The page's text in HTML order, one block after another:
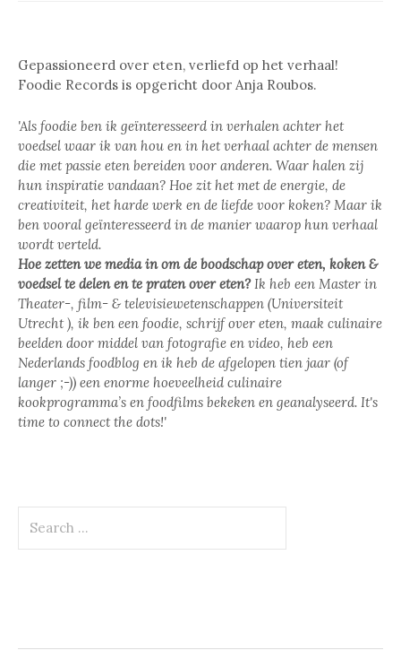
Gepassioneerd over eten, verliefd op het verhaal!
Foodie Records is opgericht door Anja Roubos.
'Als foodie ben ik geïnteresseerd in verhalen achter het
voedsel waar ik van hou en in het verhaal achter de mensen
die met passie eten bereiden voor anderen. Waar halen zij
hun inspiratie vandaan? Hoe zit het met de energie, de
creativiteit, het harde werk en de liefde voor koken? Maar ik
ben vooral geïnteresseerd in de manier waarop hun verhaal
wordt verteld.
Hoe zetten we media in om de boodschap over eten, koken &
voedsel te delen en te praten over eten?Ik heb een Master in
Theater-, film- & televisiewetenschappen (Universiteit
Utrecht ), ik ben een foodie, schrijf over eten, maak culinaire
beelden door middel van fotografie en video, heb een
Nederlands foodblog en ik heb de afgelopen tien jaar (of
langer ;-)) een enorme hoeveelheid culinaire
kookprogramma’s en foodfilms bekeken en geanalyseerd. It's
time to connect the dots!'
for: